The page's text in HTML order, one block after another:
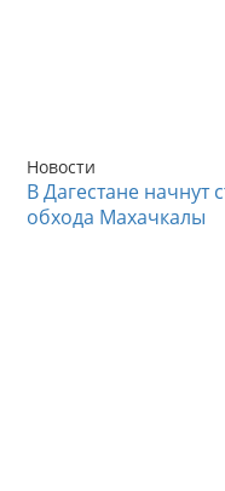
Новости
В Дагестане начнут
обхода Махачкалы